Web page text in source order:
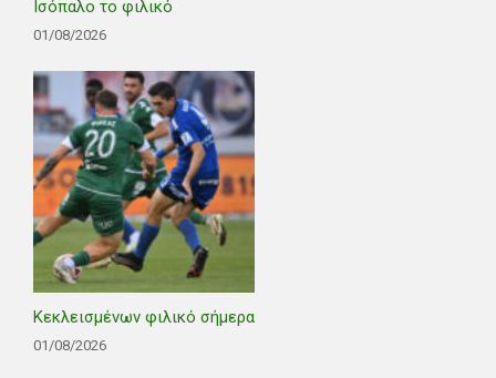
Ισόπαλο το φιλικό
01/08/2026
Κεκλεισμένων φιλικό σήμερα
01/08/2026